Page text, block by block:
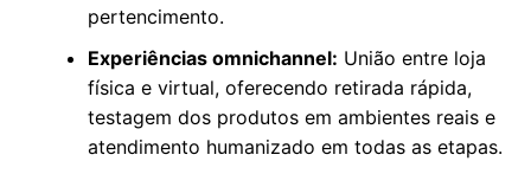
pertencimento.
Experiências omnichannel: União entre loja
física e virtual, oferecendo retirada rápida,
testagem dos produtos em ambientes reais e
atendimento humanizado em todas as etapas.